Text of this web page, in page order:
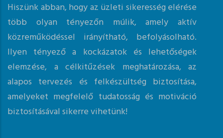
Hiszünk abban, hogy az üzleti sikeresség elérése
több olyan tényezőn múlik, amely aktív
közreműködéssel irányítható, befolyásolható.
Ilyen tényező a kockázatok és lehetőségek
elemzése, a célkitűzések meghatározása, az
alapos tervezés és felkészültség biztosítása,
amelyeket megfelelő tudatosság és motiváció
biztosításával sikerre vihetünk!